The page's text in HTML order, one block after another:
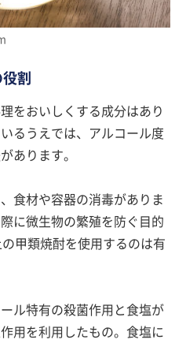
割
をおいしくする成分はあり
るうえでは、アルコール度
あります。
食材や容器の消毒がありま
に微生物の繁殖を防ぐ目的
甲類焼酎を使用するのは有
ル特有の殺菌作用と食塩が
用を利用したもの。食塩に